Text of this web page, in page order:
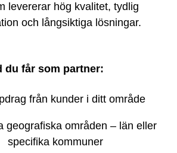
levererar hög kvalitet, tydlig
och långsiktiga lösningar.
du får som partner:
från kunder i ditt område
geografiska områden – län eller
specifika kommuner